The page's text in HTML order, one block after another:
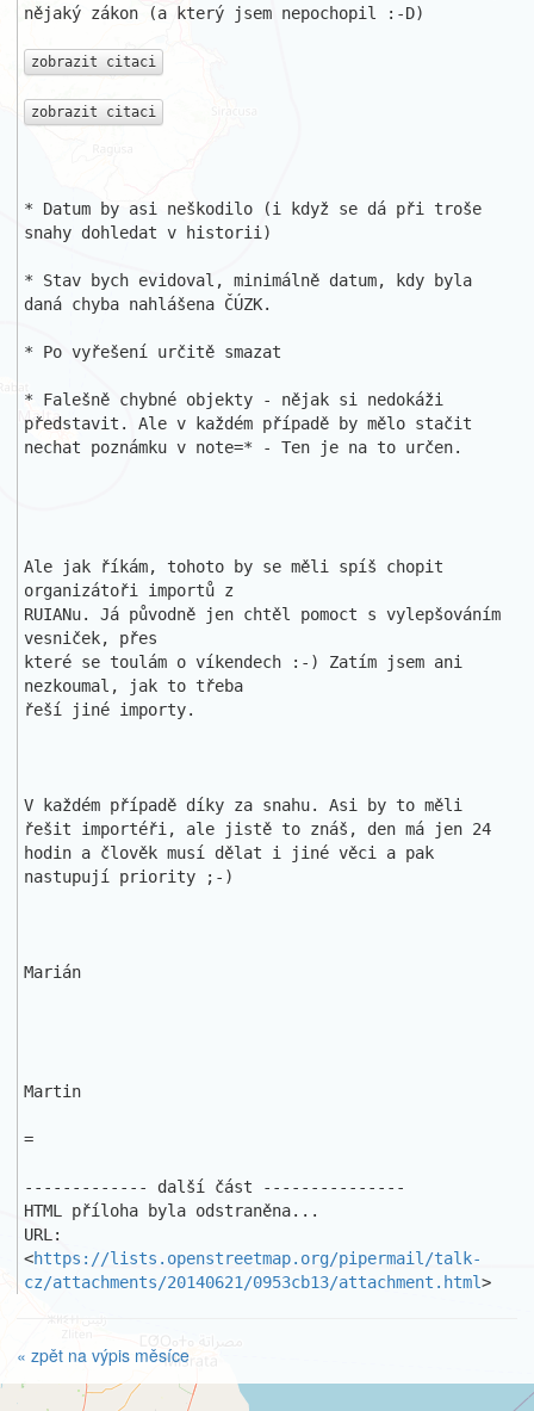
nějaký zákon (a který jsem nepochopil :-D)
zobrazit citaci
zobrazit citaci
* Datum by asi neškodilo (i když se dá při troše
snahy dohledat v historii)
* Stav bych evidoval, minimálně datum, kdy byla
daná chyba nahlášena ČÚZK.
* Po vyřešení určitě smazat
* Falešně chybné objekty - nějak si nedokáži
představit. Ale v každém případě by mělo stačit
nechat poznámku v note=* - Ten je na to určen.
Ale jak říkám, tohoto by se měli spíš chopit
organizátoři importů z
RUIANu. Já původně jen chtěl pomoct s vylepšováním
vesniček, přes
které se toulám o víkendech :-) Zatím jsem ani
nezkoumal, jak to třeba
řeší jiné importy.
V každém případě díky za snahu. Asi by to měli
řešit importéři, ale jistě to znáš, den má jen 24
hodin a člověk musí dělat i jiné věci a pak
nastupují priority ;-)
Marián
Martin
=
------------- další část ---------------
HTML příloha byla odstraněna...
URL:
<https://lists.openstreetmap.org/pipermail/talk-
cz/attachments/20140621/0953cb13/attachment.html>
« zpět na výpis měsíce